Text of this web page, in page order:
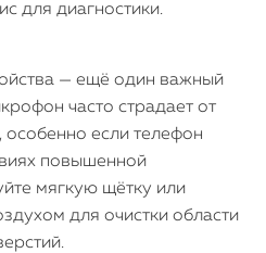
для диагностики.
— ещё один важный
часто страдает от
особенно если телефон
повышенной
мягкую щётку или
для очистки области